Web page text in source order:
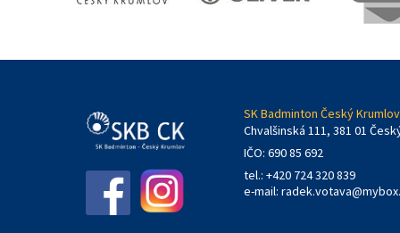
SK Badminton Český
Chvalšinská 111, 381 01
IČO: 690 85 692
tel.: +420 724 320 839
e-mail: